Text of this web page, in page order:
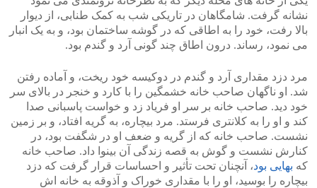
نشانه گرفت. شامگاهان در تاریکی شب به کمک طنابی، از دیوار
بالا رفت، خود را به اطاقی که در گوشه ساختمان بود، و به یک انبار
می نمود، رساند. درون اطاق چند گونی آرد و گندم بود.
مرد دزد مقداری آرد و گندم در دوکیسه خود ریخت، و آماده رفتن
شد. او ناگهان صاحب خانه خشمگین را با کارد و خنجر در بالای سر
خود دید. صاحب خانه بر سر او فریاد زد و خواست پاسبانی صدا
کند و او را به کلانتری فرستد. مرد بیچاره، به گریه افتاد، و بر زمین
نشست. صاحب خانه که از گریه و ضعف او در شگفت بود، در
کنارش نشست و گوش به قصه زندگی آن بینوا داد. صاحب خانه
که بهایی بود، آنچنان تحت تأثیر و احساسات قرار گرفت که دزد
بیچاره را بوسید، او را با مقداری خوراک و آذوقه به خانه اش